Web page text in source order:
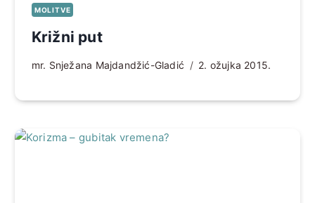
MOLITVE
Križni put
mr. Snježana Majdandžić-Gladić 2. ožujka 2015.